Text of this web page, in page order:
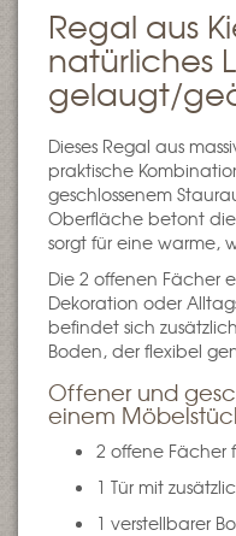
Regal aus
natürliches
gelaugt/
Dieses Regal aus
praktische
geschlossenem
Oberfläche betont
sorgt für eine warme,
Die 2 offenen Fächer
Dekoration oder
befindet sich
Boden, der flexibel
Offener und
einem
2 offene Fächer
1 Tür mit
1 verstellbarer